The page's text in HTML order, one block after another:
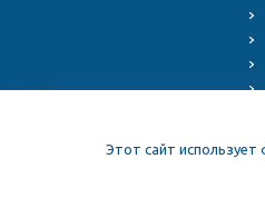
Этот сайт использует